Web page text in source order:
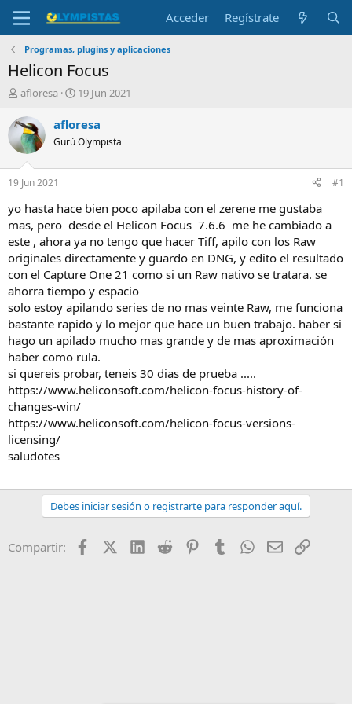
Acceder Regístrate
Programas, plugins y aplicaciones
Helicon Focus
I
i
c
i
a
d
o
r
e
l
t
e
m
a
afloresa
F
c
a
i
n
c
i
o
19 Jun 2021
afloresa
Gurú Olympista
19 Jun 2021 #1
yo hasta hace bien poco apilaba con el zerene me gustaba
mas, pero desde el Helicon Focus 7.6.6 me he cambiado a
este , ahora ya no tengo que hacer Tiff, apilo con los Raw
originales directamente y guardo en DNG, y edito el resultado
con el Capture One 21 como si un Raw nativo se tratara. se
ahorra tiempo y espacio
solo estoy apilando series de no mas veinte Raw, me funciona
bastante rapido y lo mejor que hace un buen trabajo. haber si
hago un apilado mucho mas grande y de mas aproximación
haber como rula.
si quereis probar, teneis 30 dias de prueba .....
https://www.heliconsoft.com/helicon-focus-history-of-
changes-win/
https://www.heliconsoft.com/helicon-focus-versions-
licensing/
saludotes
Debes iniciar sesión o registrarte para responder aquí.
Compartir: FacebookX (Twitter)
LinkedIn
Reddit PinterestTumblr WhatsApp
EmailEnlace